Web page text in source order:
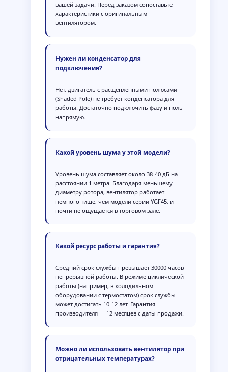
вашей задачи. Перед заказом сопоставьте
характеристики с оригинальным
вентилятором.
Нужен ли конденсатор для
подключения?
Нет, двигатель с расщепленными полюсами
(Shaded Pole) не требует конденсатора для
работы. Достаточно подключить фазу и ноль
напрямую.
Какой уровень шума у этой модели?
Уровень шума составляет около 38-40 дБ на
расстоянии 1 метра. Благодаря меньшему
диаметру ротора, вентилятор работает
немного тише, чем модели серии YGF45, и
почти не ощущается в торговом зале.
Какой ресурс работы и гарантия?
Средний срок службы превышает 30000 часов
непрерывной работы. В режиме циклической
работы (например, в холодильном
оборудовании с термостатом) срок службы
может достигать 10-12 лет. Гарантия
производителя — 12 месяцев с даты продажи.
Можно ли использовать вентилятор при
отрицательных температурах?